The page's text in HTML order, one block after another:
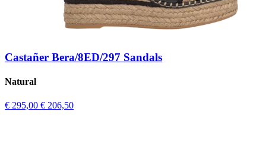
Castañer Bera/8ED/297 Sandals
Natural
€ 295,00 € 206,50